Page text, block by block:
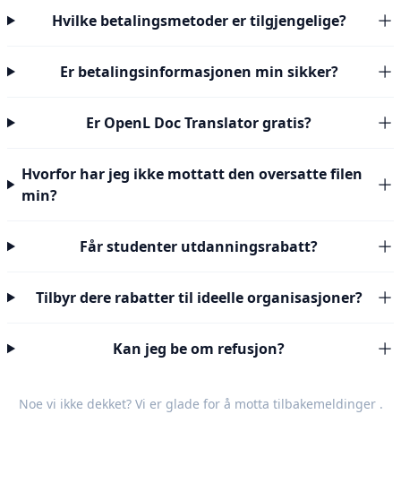
Hvilke betalingsmetoder er tilgjengelige?
Er betalingsinformasjonen min sikker?
Er OpenL Doc Translator gratis?
Hvorfor har jeg ikke mottatt den oversatte filen
min?
Får studenter utdanningsrabatt?
Tilbyr dere rabatter til ideelle organisasjoner?
Kan jeg be om refusjon?
Noe vi ikke dekket? Vi er glade for å motta tilbakemeldinger.